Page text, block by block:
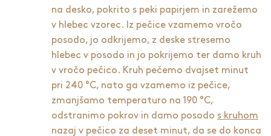
na desko, pokrito s peki papirjem in zarežemo
v hlebec vzorec. Iz pečice vzamemo vročo
posodo, jo odkrijemo, z deske stresemo
hlebec v posodo in jo pokrijemo ter damo kruh
v vročo pečico. Kruh pečemo dvajset minut
pri 240 °C, nato ga vzamemo iz pečice,
zmanjšamo temperaturo na 190 °C,
odstranimo pokrov in damo posodo s kruhom
nazaj v pečico za deset minut, da se do konca